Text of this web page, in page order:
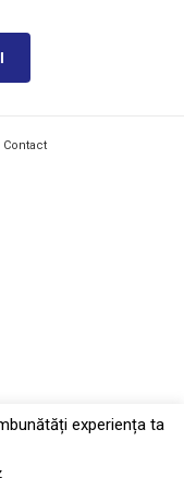
Contact
experiența ta